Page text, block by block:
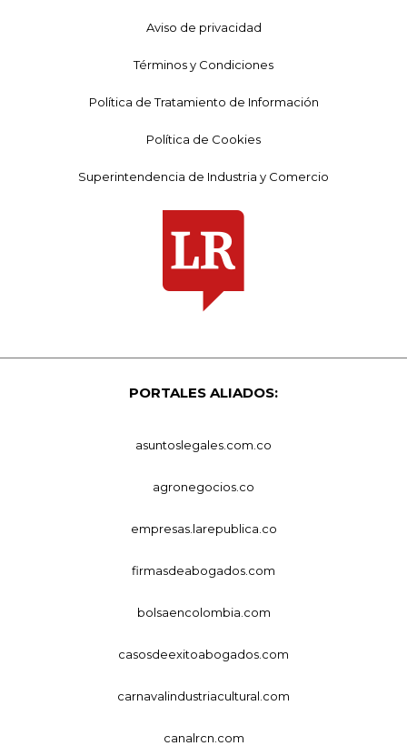
Aviso de privacidad
Términos y Condiciones
Política de Tratamiento de Información
Política de Cookies
Superintendencia de Industria y Comercio
PORTALES ALIADOS:
asuntoslegales.com.co
agronegocios.co
empresas.larepublica.co
firmasdeabogados.com
bolsaencolombia.com
casosdeexitoabogados.com
carnavalindustriacultural.com
canalrcn.com